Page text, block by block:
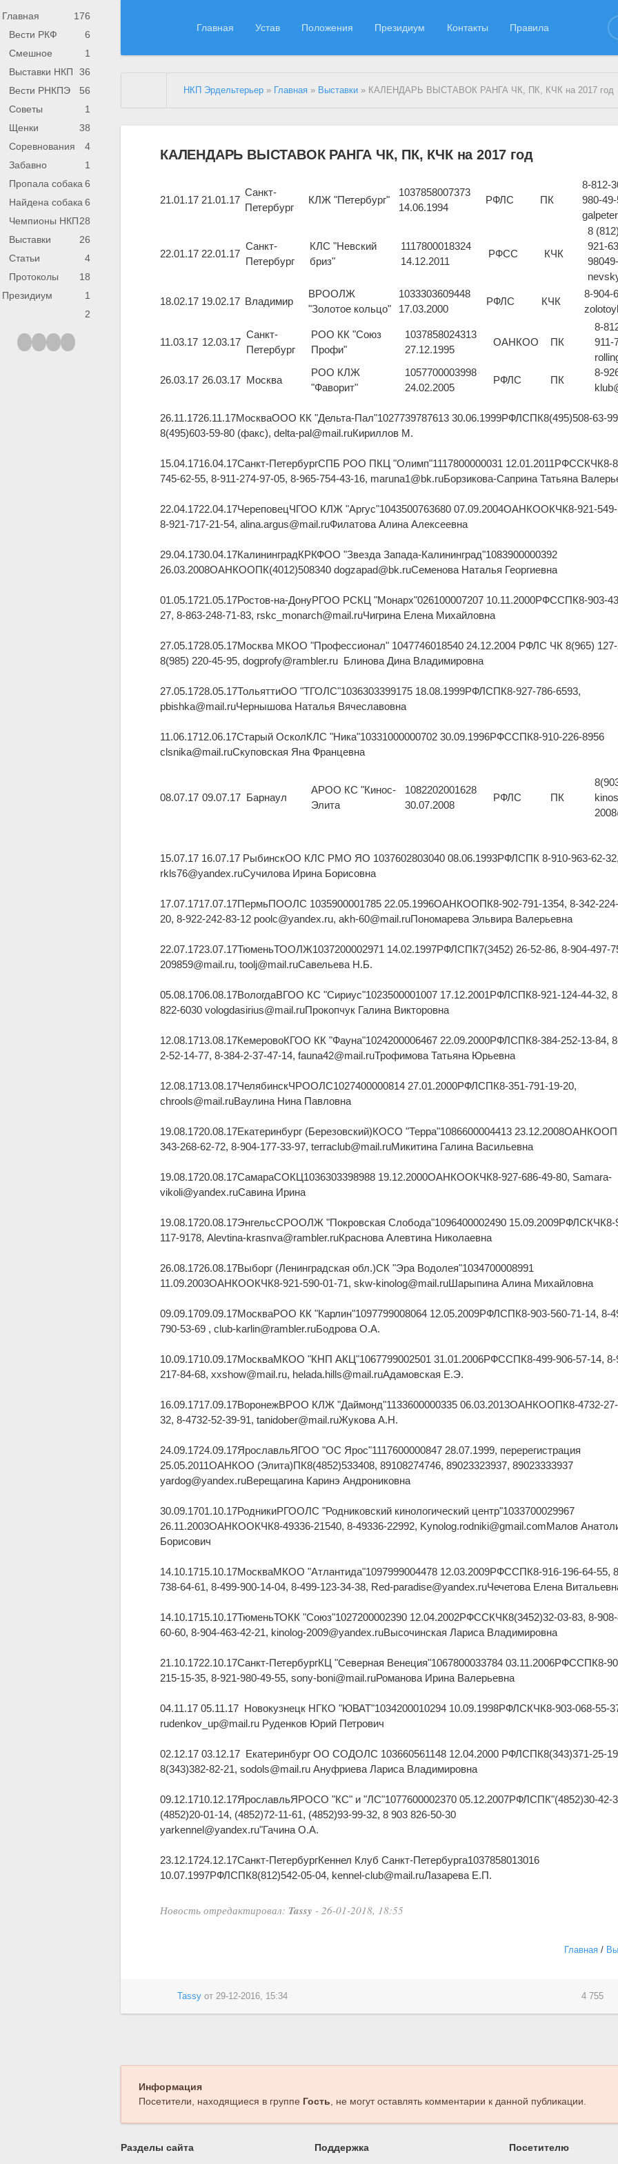
Главная Устав Положения Президиум Контакты Правила
Главная
176
Вести РКФ
6
Смешное
1
Выставки НКП
36
Вести РНКПЭ
56
Советы
1
Щенки
38
Соревнования
4
Забавно
1
Пропала собака 6
Найдена собака 6
Чемпионы НКП28
Выставки
26
Статьи
4
Протоколы
18
Президиум
1
2
НКП Эрдельтерьер » Главная » Выставки » КАЛЕНДАРЬ ВЫСТАВОК РАНГА ЧК, ПК, КЧК на 2017 год
КАЛЕНДАРЬ ВЫСТАВОК РАНГА ЧК, ПК, КЧК на 2017 год
21.01.17 21.01.17
Санкт-
Петербург
КЛЖ "Петербург"
1037858007373
14.06.1994
РФЛС ПК
8-812-
980-
22.01.17 22.01.17
Санкт-
Петербург
КЛС "Невский
бриз"
1117800018324
14.12.2011
РФСС КЧК
8
921-
18.02.17 19.02.17 Владимир
ВРООЛЖ
"Золотое кольцо"
1033303609448
17.03.2000
РФЛС КЧК
8-904-
11.03.17 12.03.17
Санкт-
Петербург
РОО КК "Союз
Профи"
1037858024313
27.12.1995
ОАНКОО ПК
8-
911-
26.03.17 26.03.17 Москва
РОО КЛЖ
"Фаворит"
1057700003998
24.02.2005
РФЛС ПК
8-
26.11.1726.11.17МоскваООО КК "Дельта-Пал"1027739787613 30.06.1999РФЛСПК8(495)508-63-
8(495)603-59-80 (факс), delta-pal@mail.ruКириллов М.
15.04.1716.04.17Санкт-ПетербургСПБ РОО ПКЦ "Олимп"1117800000031 12.01.2011РФССКЧК8-
745-62-55, 8-911-274-97-05, 8-965-754-43-16, maruna1@bk.ruБорзикова-Саприна Татьяна
22.04.1722.04.17ЧереповецЧГОО КЛЖ "Аргус"1043500763680 07.09.2004ОАНКООКЧК8-921-549-
8-921-717-21-54, alina.argus@mail.ruФилатова Алина Алексеевна
29.04.1730.04.17КалининградКРКФОО "Звезда Запада-Калининград"1083900000392
26.03.2008ОАНКООПК(4012)508340 dogzapad@bk.ruСеменова Наталья Георгиевна
01.05.1721.05.17Ростов-на-ДонуРГОО РСКЦ "Монарх"026100007207 10.11.2000РФССПК8-903-
27, 8-863-248-71-83, rskc_monarch@mail.ruЧигрина Елена Михайловна
27.05.1728.05.17Москва МКОО "Профессионал" 1047746018540 24.12.2004 РФЛС ЧК 8(965) 127-
8(985) 220-45-95, dogprofy@rambler.ru Блинова Дина Владимировна
27.05.1728.05.17ТольяттиОО "ТГОЛС"1036303399175 18.08.1999РФЛСПК8-927-786-6593,
pbishka@mail.ruЧернышова Наталья Вячеславовна
11.06.1712.06.17Старый ОсколКЛС "Ника"10331000000702 30.09.1996РФССПК8-910-226-8956
clsnika@mail.ruСкуповская Яна Францевна
08.07.17 09.07.17 Барнаул
АРОО КС "Кинос-
Элита
1082202001628
30.07.2008
РФЛС ПК
15.07.17 16.07.17 РыбинскОО КЛС РМО ЯО 1037602803040 08.06.1993РФЛСПК 8-910-963-62-32,
rkls76@yandex.ruСучилова Ирина Борисовна
17.07.1717.07.17ПермьПООЛС 1035900001785 22.05.1996ОАНКООПК8-902-791-1354, 8-342-
20, 8-922-242-83-12 poolc@yandex.ru, akh-60@mail.ruПономарева Эльвира Валерьевна
22.07.1723.07.17ТюменьТООЛЖ1037200002971 14.02.1997РФЛСПК7(3452) 26-52-86, 8-904-497-
209859@mail.ru, toolj@mail.ruСавельева Н.Б.
05.08.1706.08.17ВологдаВГОО КС "Сириус"1023500001007 17.12.2001РФЛСПК8-921-124-44-32,
822-6030 vologdasirius@mail.ruПрокопчук Галина Викторовна
12.08.1713.08.17КемеровоКГОО КК "Фауна"1024200006467 22.09.2000РФЛСПК8-384-252-13-84,
2-52-14-77, 8-384-2-37-47-14, fauna42@mail.ruТрофимова Татьяна Юрьевна
12.08.1713.08.17ЧелябинскЧРООЛС1027400000814 27.01.2000РФЛСПК8-351-791-19-20,
chrools@mail.ruВаулина Нина Павловна
19.08.1720.08.17Екатеринбург (Березовский)КОСО "Терра"1086600004413
343-268-62-72, 8-904-177-33-97, terraclub@mail.ruМикитина Галина Васильевна
19.08.1720.08.17СамараСОКЦ1036303398988 19.12.2000ОАНКООКЧК8-927-686-49-80, Samara-
vikoli@yandex.ruСавина Ирина
19.08.1720.08.17ЭнгельсСРООЛЖ "Покровская Слобода"1096400002490 15.09.2009РФЛСКЧК8-
117-9178, Alevtina-krasnva@rambler.ruКраснова Алевтина Николаевна
26.08.1726.08.17Выборг (Ленинградская обл.)СК "Эра Водолея"1034700008991
11.09.2003ОАНКООКЧК8-921-590-01-71, skw-kinolog@mail.ruШарыпина Алина Михайловна
09.09.1709.09.17МоскваРОО КК "Карлин"1097799008064 12.05.2009РФЛСПК8-903-560-71-14, 8-
790-53-69 , club-karlin@rambler.ruБодрова О.А.
10.09.1710.09.17МоскваМКОО "КНП АКЦ"1067799002501 31.01.2006РФССПК8-499-906-57-14, 8-
217-84-68, xxshow@mail.ru, helada.hills@mail.ruАдамовская Е.Э.
16.09.1717.09.17ВоронежВРОО КЛЖ "Даймонд"1133600000335 06.03.2013ОАНКООПК8-4732-
32, 8-4732-52-39-91, tanidober@mail.ruЖукова А.Н.
24.09.1724.09.17ЯрославльЯГОО "ОС Ярос"1117600000847 28.07.1999, перерегистрация
25.05.2011ОАНКОО (Элита)ПК8(4852)533408, 89108274746, 89023323937, 89023333937
yardog@yandex.ruВерещагина Каринэ Андрониковна
30.09.1701.10.17РодникиРГООЛС "Родниковский кинологический центр"1033700029967
26.11.2003ОАНКООКЧК8-49336-21540, 8-49336-22992, Kynolog.rodniki@gmail.comМалов
Борисович
14.10.1715.10.17МоскваМКОО "Атлантида"1097999004478 12.03.2009РФССПК8-916-196-64-55,
738-64-61, 8-499-900-14-04, 8-499-123-34-38, Red-paradise@yandex.ruЧечетова Елена
14.10.1715.10.17ТюменьТОКК "Союз"1027200002390 12.04.2002РФССКЧК8(3452)32-03-83, 8-
60-60, 8-904-463-42-21, kinolog-2009@yandex.ruВысочинская Лариса Владимировна
21.10.1722.10.17Санкт-ПетербургКЦ "Северная Венеция"1067800033784 03.11.2006РФССПК8-
215-15-35, 8-921-980-49-55, sony-boni@mail.ruРоманова Ирина Валерьевна
04.11.17 05.11.17 Новокузнецк НГКО "ЮВАТ"1034200010294 10.09.1998РФЛСКЧК8-903-068-55-
rudenkov_up@mail.ru Руденков Юрий Петрович
02.12.17 03.12.17 Екатеринбург ОО СОДОЛС 103660561148 12.04.2000 РФЛСПК8(343)371-25-
8(343)382-82-21, sodols@mail.ru Ануфриева Лариса Владимировна
09.12.1710.12.17ЯрославльЯРОСО "КС" и "ЛС"1077600002370 05.12.2007РФЛСПК"(4852)30-42-
(4852)20-01-14, (4852)72-11-61, (4852)93-99-32, 8 903 826-50-30
yarkennel@yandex.ru"Гачина О.А.
23.12.1724.12.17Санкт-ПетербургКеннел Клуб Санкт-Петербурга1037858013016
10.07.1997РФЛСПК8(812)542-05-04, kennel-club@mail.ruЛазарева Е.П.
Новость отредактировал: Tassy - 26-01-2018, 18:55
Главная/
4 755
Tassy от29-12-2016, 15:34
Информация
Посетители, находящиеся в группе Гость, не могут оставлять комментарии к данной публикации.
Разделы сайта Поддержка Посетителю